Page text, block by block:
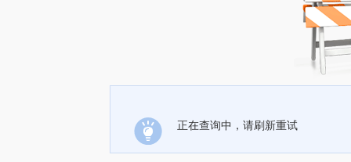
正在查询中，请刷新重试